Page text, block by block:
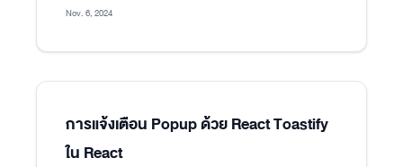
Nov. 6, 2024
การแจ้งเตือน Popup ด้วย React Toastify
ใน React